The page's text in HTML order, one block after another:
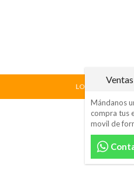
Mándanos
compra tus
movil de
LOCAL